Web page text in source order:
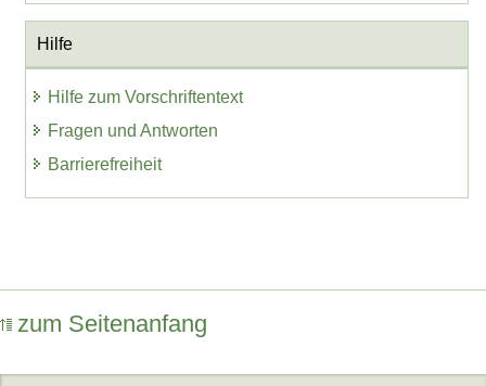
Hilfe
Hilfe zum Vorschriftentext
Fragen und Antworten
Barrierefreiheit
zum Seitenanfang